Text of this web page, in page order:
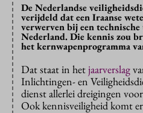
De Nederlandse
verijdeld dat een Iraanse
verwerven bij een
Nederland. Die kennis zou
het kernwapenprogramma
Dat staat in hetjaarverslag
Inlichtingen- en
dienst allerlei dreigingen
Ook kennisveiligheid komt